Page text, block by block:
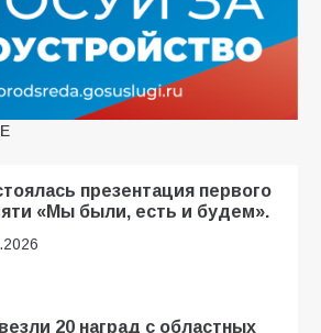
презентация первого
«Мы были, есть и будем».
20 наград с областных